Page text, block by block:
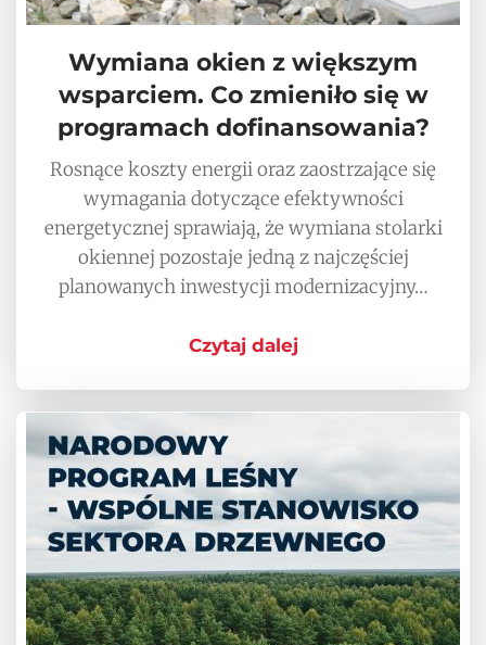
Wymiana okien z większym
wsparciem. Co zmieniło się w
programach dofinansowania?
Rosnące koszty energii oraz zaostrzające się
wymagania dotyczące efektywności
energetycznej sprawiają, że wymiana stolarki
okiennej pozostaje jedną z najczęściej
planowanych inwestycji modernizacyjny…
Czytaj dalej